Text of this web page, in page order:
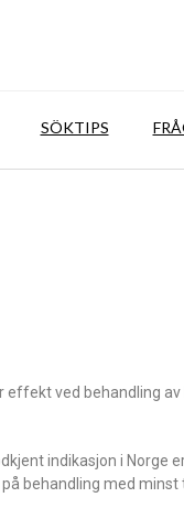
SÖKTIPS
ved behandling av
indikasjon i Norge
behandling med minst